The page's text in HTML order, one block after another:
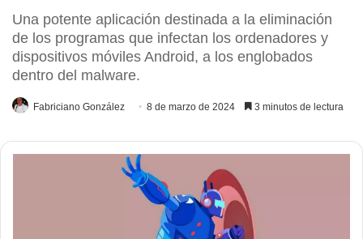
Una potente aplicación destinada a la eliminación
de los programas que infectan los ordenadores y
dispositivos móviles Android, a los englobados
dentro del malware.
Fabriciano González 8 de marzo de 2024 3 minutos de lectura